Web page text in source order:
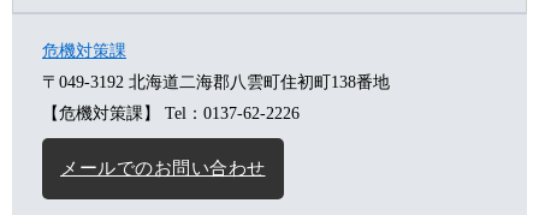
危機対策課
〒049-3192 北海道二海郡八雲町住初町138番地
【危機対策課】
Tel：0137-62-2226
メールでのお問い合わせ